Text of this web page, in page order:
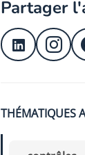
Partager
THÉMATIQUES